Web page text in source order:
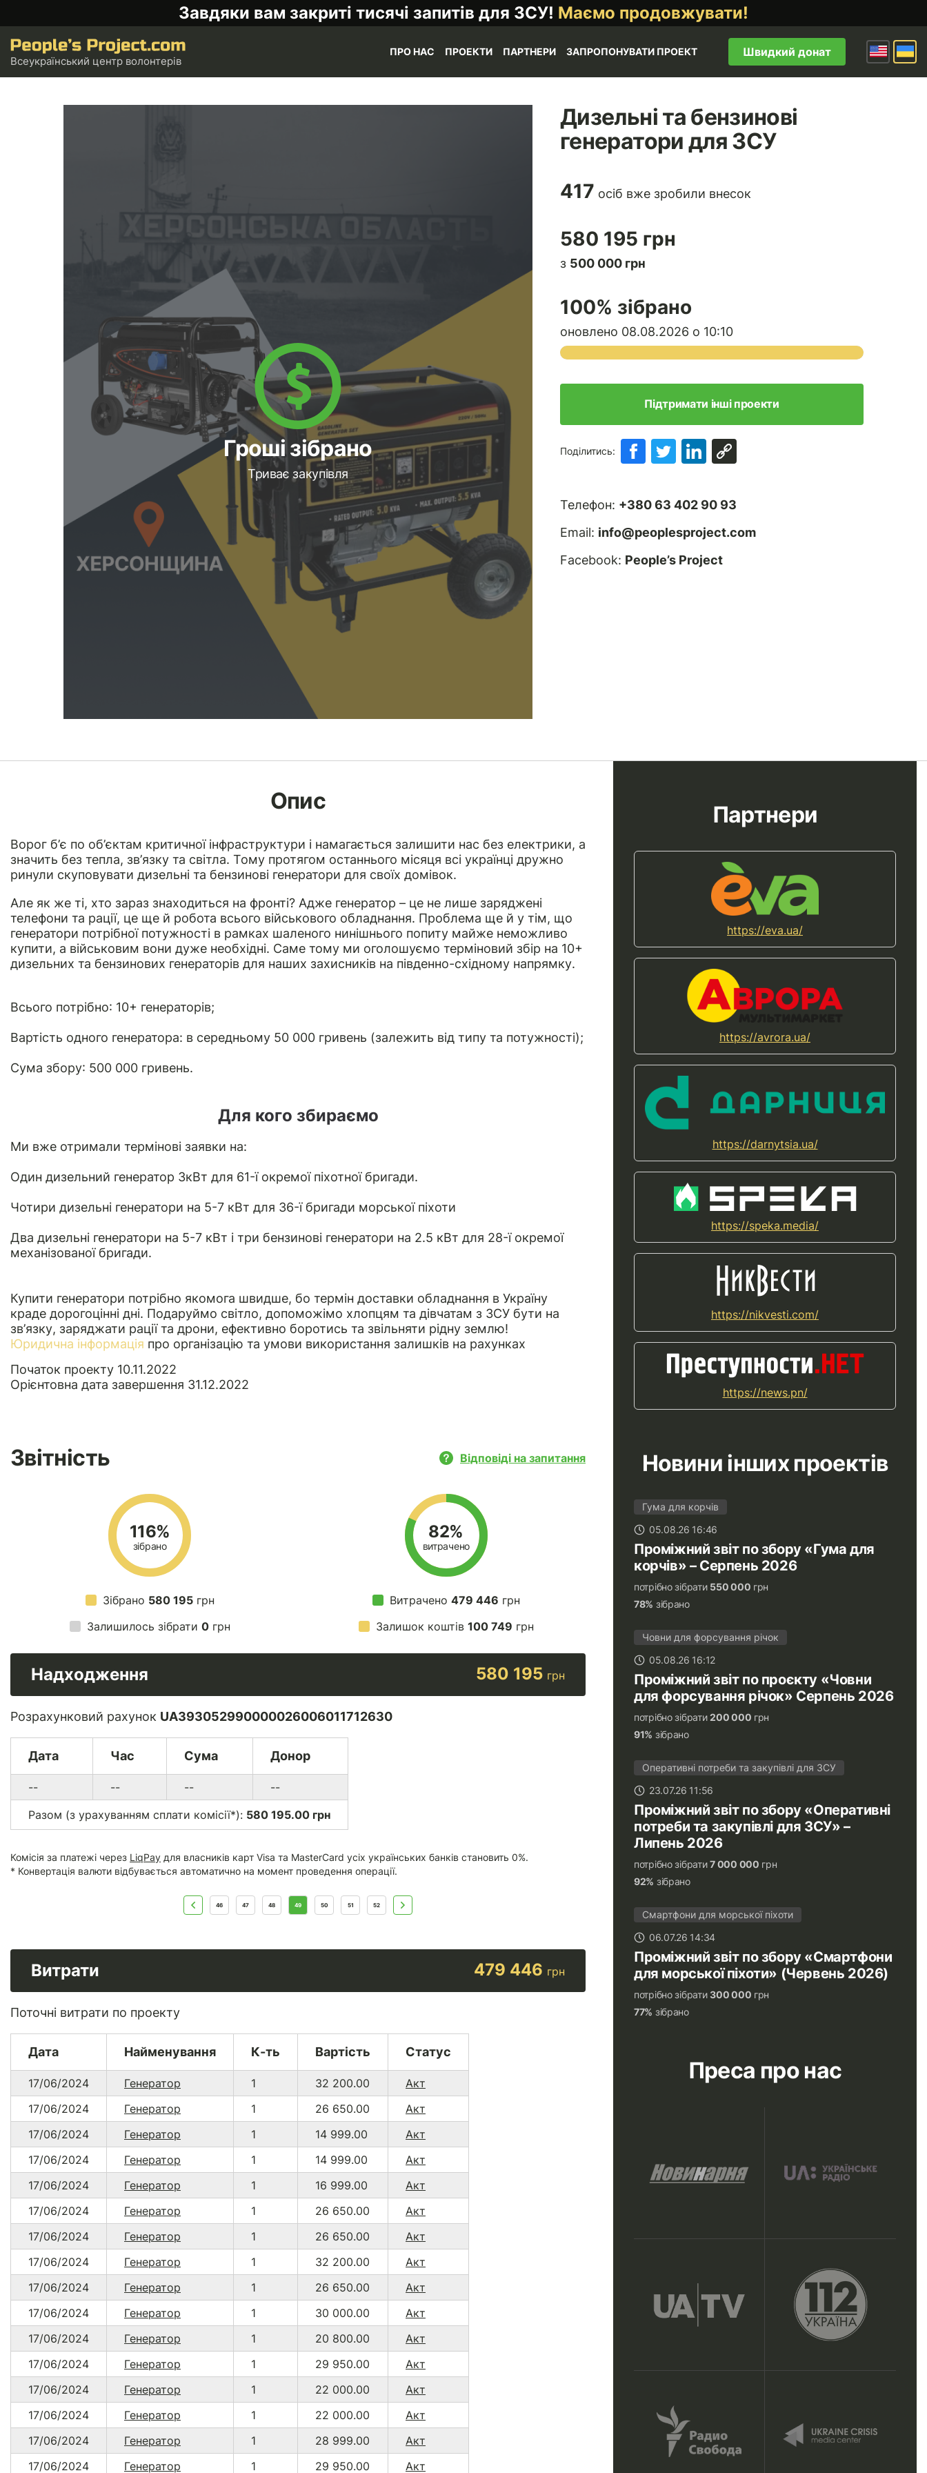
Завдяки вам закриті тисячі запитів для ЗСУ! Маємо продовжувати!
Всеукраїнський центр волонтерів
ПРО НАС ПРОЕКТИ ПАРТНЕРИ ЗАПРОПОНУВАТИ ПРОЕКТ Швидкий донат
Гроші зібрано
Триває закупівля
Дизельні та бензинові
генератори для ЗСУ
417 осіб вже зробили внесок
580 195 грн
з 500 000 грн
100% зібрано
оновлено 08.08.2026 о 10:10
Підтримати інші проекти
Поділитись:
Телефон: +380 63 402 90 93
Email: info@peoplesproject.com
Facebook: People’s Project
Опис
Ворог б’є по об’єктам критичної інфраструктури і намагається залишити нас без електрики, а
значить без тепла, зв’язку та світла. Тому протягом останнього місяця всі українці дружно
ринули скуповувати дизельні та бензинові генератори для своїх домівок.
Але як же ті, хто зараз знаходиться на фронті? Адже генератор – це не лише заряджені
телефони та рації, це ще й робота всього військового обладнання. Проблема ще й у тім, що
генератори потрібної потужності в рамках шаленого нинішнього попиту майже неможливо
купити, а військовим вони дуже необхідні. Саме тому ми оголошуємо терміновий збір на 10+
дизельних та бензинових генераторів для наших захисників на південно-східному напрямку.
Всього потрібно: 10+ генераторів;
Вартість одного генератора: в середньому 50 000 гривень (залежить від типу та потужності);
Сума збору: 500 000 гривень.
Для кого збираємо
Ми вже отримали термінові заявки на:
Один дизельний генератор 3кВт для 61-ї окремої піхотної бригади.
Чотири дизельні генератори на 5-7 кВт для 36-ї бригади морської піхоти
Два дизельні генератори на 5-7 кВт і три бензинові генератори на 2.5 кВт для 28-ї окремої
механізованої бригади.
Купити генератори потрібно якомога швидше, бо термін доставки обладнання в Україну
краде дорогоцінні дні. Подаруймо світло, допоможімо хлопцям та дівчатам з ЗСУ бути на
зв’язку, заряджати рації та дрони, ефективно боротись та звільняти рідну землю!
Юридична інформація про організацію та умови використання залишків на рахунках
Початок проекту 10.11.2022
Орієнтовна дата завершення 31.12.2022
Звітність Відповіді на запитання
116%
зібрано
Зібрано 580 195грн
Залишилось зібрати 0грн
82%
витрачено
Витрачено 479 446 грн
Залишок коштів 100 749 грн
Надходження 580 195 грн
Розрахунковий рахунок UA393052990000026006011712630
Дата Час Сума Донор
-- -- --
--
Разом (з урахуванням сплати комісії*): 580 195.00 грн
Комісія за платежі через LiqPay для власників карт Visa та MasterCard усіх українських банків становить 0%.
* Конвертація валюти відбувається автоматично на момент проведення операції.
46 47 48 49 50 51 52
Витрати 479 446 грн
Поточні витрати по проекту
Дата Найменування К-ть Вартість Статус
17/06/2024 Генератор 1 32 200.00
Акт
17/06/2024
Генератор 1 26 650.00
Акт
17/06/2024
Генератор 1 14 999.00
Акт
17/06/2024
Генератор 1 14 999.00
Акт
17/06/2024
Генератор 1 16 999.00
Акт
17/06/2024
Генератор 1 26 650.00
Акт
17/06/2024
Генератор 1 26 650.00
Акт
17/06/2024
Генератор 1 32 200.00
Акт
17/06/2024
Генератор 1 26 650.00
Акт
17/06/2024
Генератор 1 30 000.00
Акт
17/06/2024
Генератор 1 20 800.00
Акт
17/06/2024
Генератор 1 29 950.00
Акт
17/06/2024
Генератор 1 22 000.00
Акт
17/06/2024
Генератор 1 22 000.00
Акт
17/06/2024
Генератор 1 28 999.00
Акт
17/06/2024
Генератор 1 29 950.00 Акт
Партнери
https://eva.ua/
https://avrora.ua/
https://darnytsia.ua/
https://speka.media/
https://nikvesti.com/
https://news.pn/
Новини інших проектів
Гума для корчів
05.08.26 16:46
Проміжний звіт по збору «Гума для
корчів» – Серпень 2026
потрібно зібрати 550 000 грн
78% зібрано
Човни для форсування річок
05.08.26 16:12
Проміжний звіт по проєкту «Човни
для форсування річок» Серпень 2026
потрібно зібрати200 000 грн
91% зібрано
Оперативні потреби та закупівлі для ЗСУ
23.07.26 11:56
Проміжний звіт по збору «Оперативні
потреби та закупівлі для ЗСУ» –
Липень 2026
потрібно зібрати7 000 000 грн
92% зібрано
Смартфони для морської піхоти
06.07.26 14:34
Проміжний звіт по збору «Смартфони
для морської піхоти» (Червень 2026)
потрібно зібрати300 000 грн
77% зібрано
Преса про нас